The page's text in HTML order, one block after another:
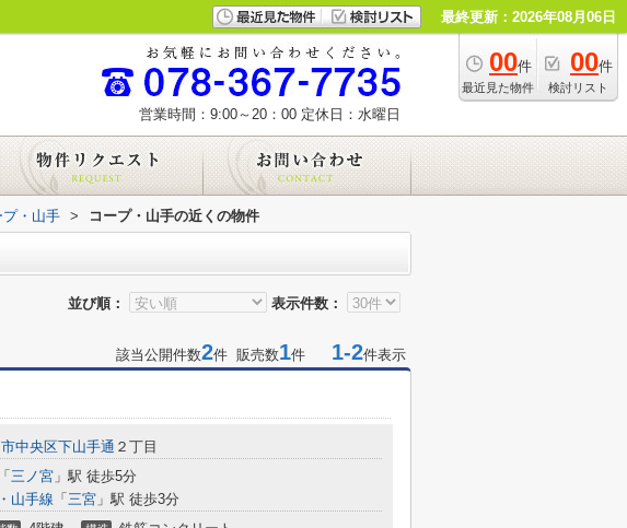
最終更新：2026年08月06日
00件
最近見た物件
00件
検討リスト
営業時間：9:00～20：00 定休日：水曜日
プ・山手 > コープ・山手の近くの物件
並び順： 表示件数：
該当公開件数2件 販売数1件 1-2件表示
中央区下山手通 ２丁目
「 三ノ宮 」駅 徒歩5分
山手線 「 三宮 」駅 徒歩3分